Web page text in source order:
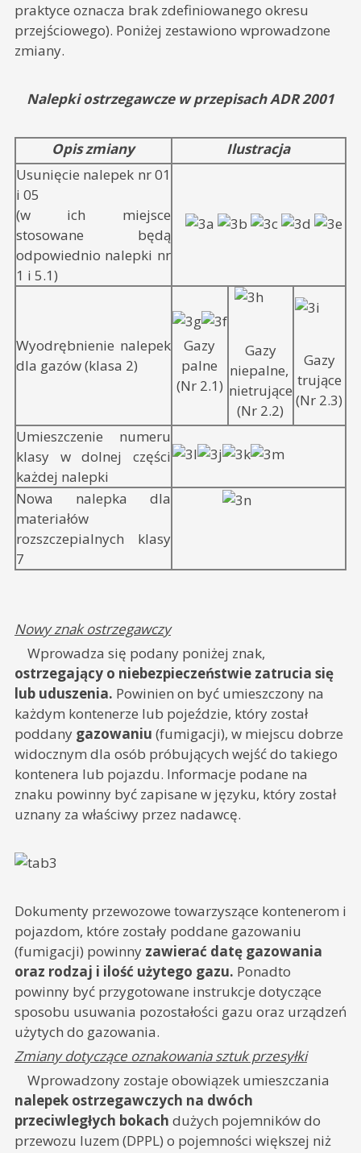
praktyce oznacza brak zdefiniowanego okresu
przejściowego). Poniżej zestawiono wprowadzone
zmiany.
Nalepki ostrzegawcze w przepisach ADR 2001
Opis zmiany
Ilustracja
Usunięcie nalepek nr 01
i 05
(w ich miejsce
stosowane będą
odpowiednio nalepki nr
1 i 5.1)
Wyodrębnienie nalepek
dla gazów (klasa 2)
Gazy
palne
(Nr 2.1)
Gazy
niepalne,
nietrujące
(Nr 2.2)
Gazy
trujące
(Nr 2.3)
Umieszczenie numeru
klasy w dolnej części
każdej nalepki
Nowa nalepka dla
materiałów
rozszczepialnych klasy
7
Nowy znak ostrzegawczy
Wprowadza się podany poniżej znak,
ostrzegający o niebezpieczeństwie zatrucia się
lub uduszenia. Powinien on być umieszczony na
każdym kontenerze lub pojeździe, który został
poddany gazowaniu (fumigacji), w miejscu dobrze
widocznym dla osób próbujących wejść do takiego
kontenera lub pojazdu. Informacje podane na
znaku powinny być zapisane w języku, który został
uznany za właściwy przez nadawcę.
Dokumenty przewozowe towarzyszące kontenerom i
pojazdom, które zostały poddane gazowaniu
(fumigacji) powinny zawierać datę gazowania
oraz rodzaj i ilość użytego gazu. Ponadto
powinny być przygotowane instrukcje dotyczące
sposobu usuwania pozostałości gazu oraz urządzeń
użytych do gazowania.
Zmiany dotyczące oznakowania sztuk przesyłki
Wprowadzony zostaje obowiązek umieszczania
nalepek ostrzegawczych na dwóch
przeciwległych bokach dużych pojemników do
przewozu luzem (DPPL) o pojemności większej niż